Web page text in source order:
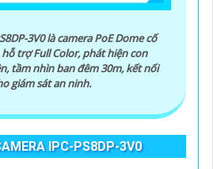
3V0 là camera PoE Dome cố
trợ Full Color, phát hiện con
tầm nhìn ban đêm 30m, kết nối
giám sát an ninh.
IPC-PS8DP-3V0